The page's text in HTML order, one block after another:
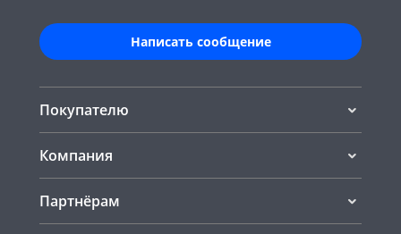
Написать сообщение
Покупателю
Компания
Партнёрам